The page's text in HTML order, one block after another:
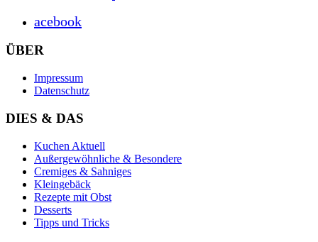
acebook
ÜBER
Impressum
Datenschutz
DIES & DAS
Kuchen Aktuell
Außergewöhnliche & Besondere
Cremiges & Sahniges
Kleingebäck
Rezepte mit Obst
Desserts
Tipps und Tricks